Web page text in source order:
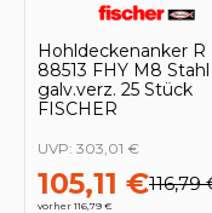
Hohldeckenanker R
88513 FHY M8 Stahl
galv.verz. 25 Stück
FISCHER
105,11 €116,79
vorher 116,79 €
UVP: 303,01 €